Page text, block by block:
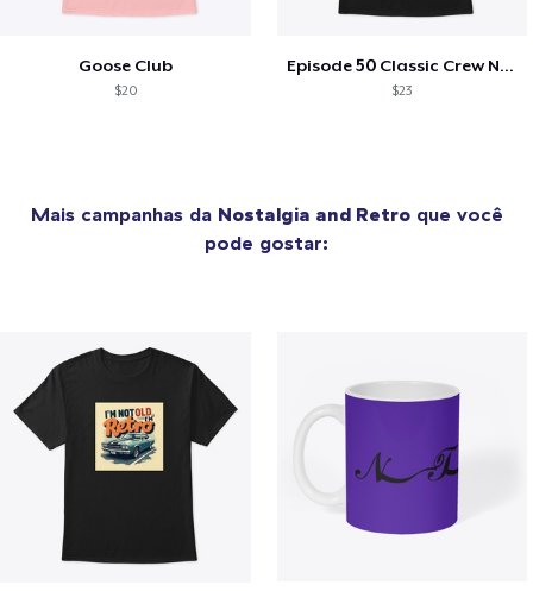
Goose Club
$20
Episode 50 Classic Crew Neck T-Shirt
$23
Mais campanhas da Nostalgia and Retroque você
pode gostar: